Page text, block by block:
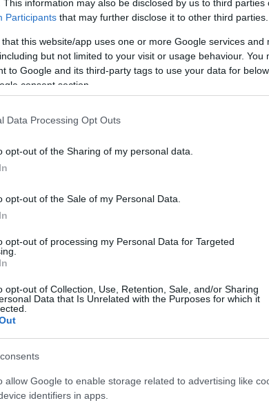
This information may also be disclosed by us to third parties
Participants that may further disclose it to other third parties.
that this website/app uses one or more Google services and
but not limited to your visit or usage behaviour. You
to Google and its third-party tags to use your data for
consent section.
Data Processing Opt Outs
opt-out of the Sharing of my personal data.
opt-out of the Sale of my Personal Data.
opt-out of processing my Personal Data for Targeted
opt-out of Collection, Use, Retention, Sale, and/or Sharing
Data that Is Unrelated with the Purposes for which it
allow Google to enable storage related to advertising like
identifiers in apps.
μεγάλοσκάνδαλοκαι κατήγγειλε
Τσίπρα, σημειώνοντας: «Αφού η
γιατί δεν το έλεγε τόσα χρόνια;».
σημείωσε πως: «Σε οποιαδήποτε
κατήγγειλε γιαδωροδοκία
αυτεπάγγελτα η δικαιοσύνη. Επειδή
τη χελώνα, η Ελληνική Λύση, επειδή
με αναφορά της να διαλευκανθεί η
ο Άδωνις Γεωργιάδης σε σχέση με
να νομοθετήσει υπέρ ποινικών.